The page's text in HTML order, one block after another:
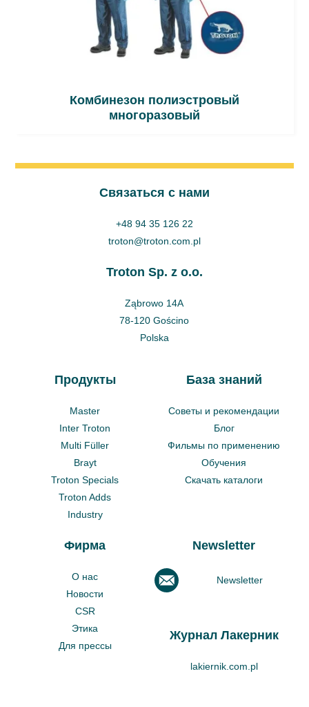
Комбинезон полиэстровый
многоразовый
Cвязаться с нами
+48 94 35 126 22
troton@troton.com.pl
Troton Sp. z o.o.
Ząbrowo 14A
78-120 Gościno
Polska
Продукты
Master
Inter Troton
Multi Füller
Brayt
Troton Specials
Troton Adds
Industry
База знаний
Советы и рекомендации
Блог
Фильмы по применению
Обучения
Скачать каталоги
Фирма
О нас
Новости
CSR
Этика
Для прессы
Newsletter
Newsletter
Журнал Лакерник
lakiernik.com.pl